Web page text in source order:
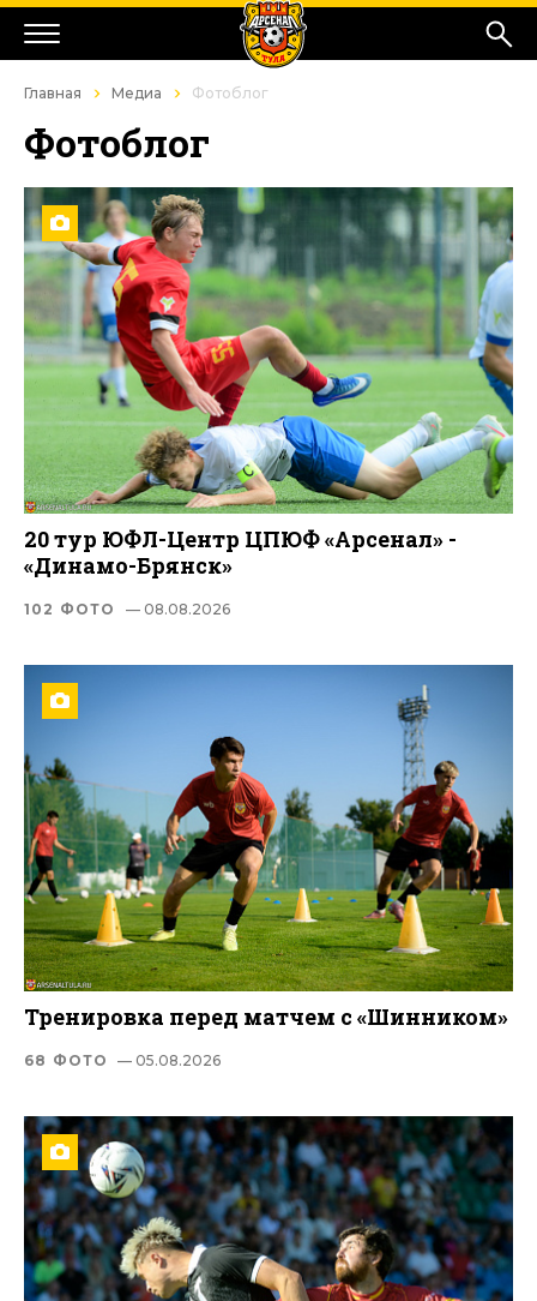
Главная Медиа Фотоблог
Фотоблог
20 тур ЮФЛ-Центр ЦПЮФ «Арсенал» -
«Динамо-Брянск»
102 ФОТО — 08.08.2026
Тренировка перед матчем с «Шинником»
68 ФОТО — 05.08.2026